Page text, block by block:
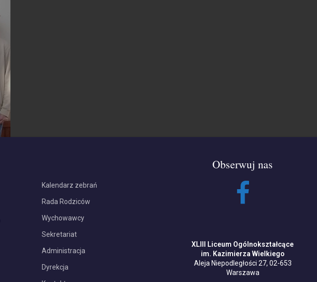
Kalendarz zebrań
Rada Rodziców
Wychowawcy
Sekretariat
Administracja
Dyrekcja
Obserwuj nas
XLIII Liceum Ogólnokształcące
im. Kazimierza Wielkiego
Aleja Niepodległości 27, 02-653
Warszawa